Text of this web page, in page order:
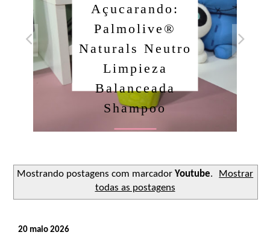
Açucarando:
Palmolive®
Naturals Neutro
Limpieza
Balanceada
Shampoo
Mostrando postagens com marcador Youtube.
Mostrar
todas as postagens
20 maio 2026